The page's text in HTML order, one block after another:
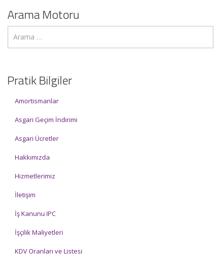
Arama Motoru
Pratik Bilgiler
Amortismanlar
Asgari Geçim İndirimi
Asgari Ücretler
Hakkımızda
Hizmetlerimiz
İletişim
İş Kanunu IPC
İşçilik Maliyetleri
KDV Oranları ve Listesi